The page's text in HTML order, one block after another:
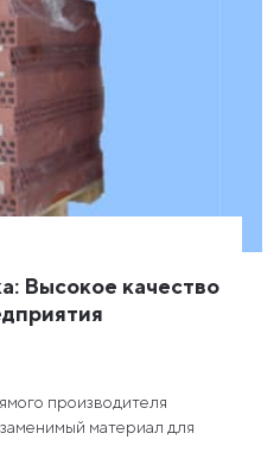
Высокое качество
производителя
материал для